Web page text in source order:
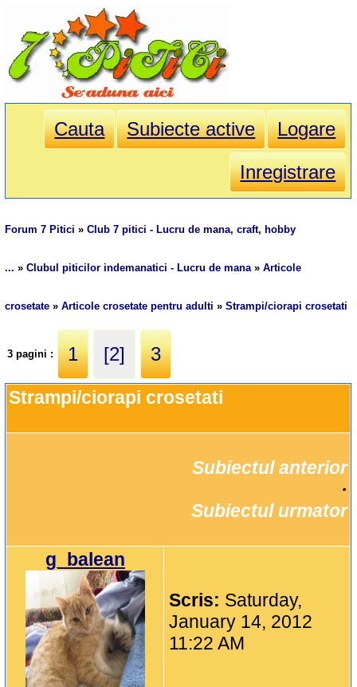
Cauta Subiecte active
Logare
Inregistrare
Forum 7 Pitici »Club 7 pitici - Lucru de mana, craft, hobby
... »Clubul piticilor indemanatici - Lucru de mana»Articole
crosetate »Articole crosetate pentru adulti »Strampi/ciorapi crosetati
3 pagini : 1 [2] 3
Strampi/ciorapi crosetati
Subiectul anterior
Subiectul urmator
g_balean
Scris: Saturday,
January 14, 2012
11:22 AM